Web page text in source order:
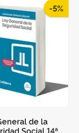
-5%
de la
Social 14ª